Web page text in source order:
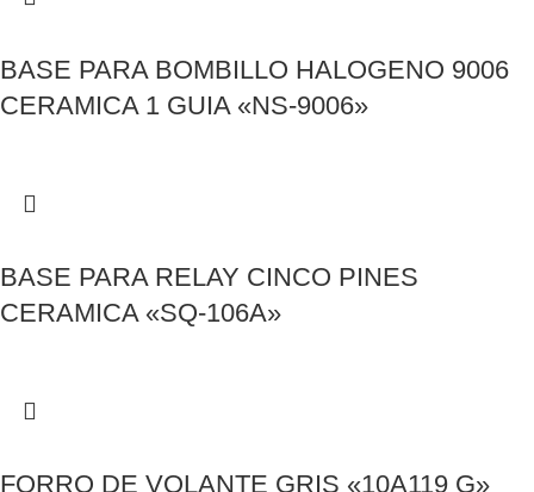
BASE PARA BOMBILLO HALOGENO 9006
CERAMICA 1 GUIA «NS-9006»
BASE PARA RELAY CINCO PINES
CERAMICA «SQ-106A»
FORRO DE VOLANTE GRIS «10A119 G»